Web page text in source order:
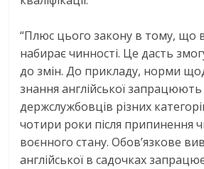
“Плюс цього закону в тому, що
набирає чинності. Це дасть
до змін. До прикладу, норми
знання англійської запрацюють
держслужбовців різних
чотири роки після припинення
воєнного стану. Обов’язкове
англійської в садочках